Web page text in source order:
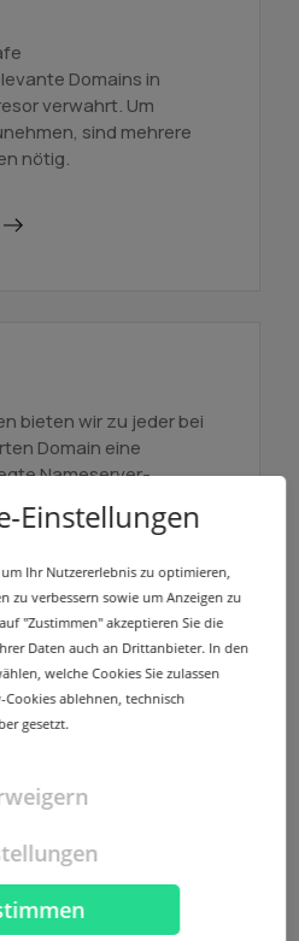
Domains in
verwahrt. Um
sind mehrere
nötig.
bieten wir zu jeder bei
Domain eine
Nameserver-
Standorten.
ohne Mehrkosten die
zu signieren
zu erhöhen.
Einstellungen
Ihr Nutzererlebnis zu optimieren,
zu verbessern sowie um Anzeigen zu
"Zustimmen" akzeptieren Sie die
Daten auch an Drittanbieter. In den
welche Cookies Sie zulassen
ablehnen, technisch
gesetzt.